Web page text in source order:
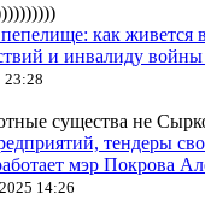
как живется
и инвалиду
23:28
существа не
тендеры
мэр Покрова
14:26